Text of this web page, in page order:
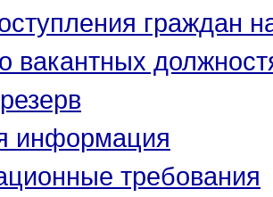
граждан
вакантных
информация
требования